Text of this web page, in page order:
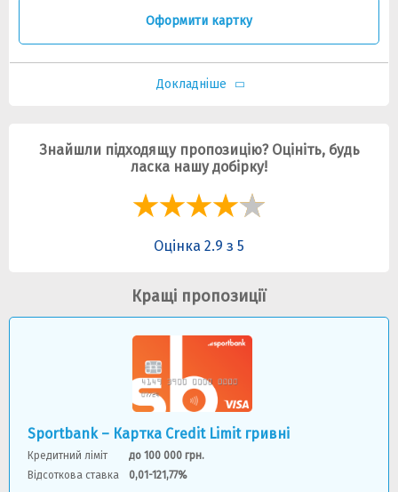
Оформити картку
Докладніше
Знайшли підходящу пропозицію? Оцініть, будь
ласка нашу добірку!
Оцінка 2.9 з 5
Кращі пропозиції
Sportbank – Картка Credit Limit гривні
Кредитний ліміт
до 100 000 грн.
Відсоткова ставка
0,01-121,77%